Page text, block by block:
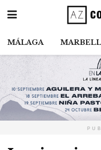
MÁLAGA